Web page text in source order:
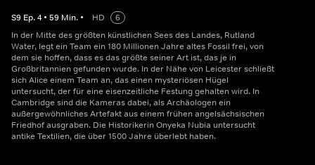
S9 Ep.4 • 59 Min. • HD
6
In der Mitte des größten künstlichen Sees des Landes, Rutland
Water, legt ein Team ein 180 Millionen Jahre altes Fossil frei, von
dem sie hoffen, dass es das größte seiner Art ist, das je in
Großbritannien gefunden wurde. In der Nähe von Leicester schließt
sich Alice einem Team an, das einen mysteriösen Hügel
untersucht, der für eine eisenzeitliche Festung gehalten wird. In
Cambridge sind die Kameras dabei, als Archäologen ein
außergewöhnliches Artefakt aus einem frühen angelsächsischen
Friedhof ausgraben. Die Historikerin Onyeka Nubia untersucht
antike Textilien, die über 1500 Jahre überlebt haben.